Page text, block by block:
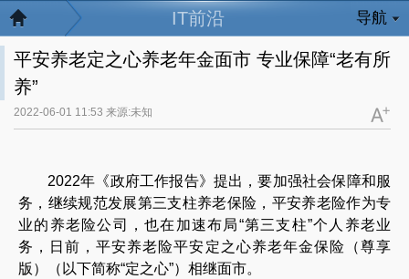
IT前沿 导航
平安养老定之心养老年金面市 专业保障“老有所
养”
2022-06-01 11:53 来源:未知
2022年《政府工作报告》提出，要加强社会保障和服
务，继续规范发展第三支柱养老保险，平安养老险作为专
业的养老险公司，也在加速布局“第三支柱”个人养老业
务，日前，平安养老险平安定之心养老年金保险（尊享
版）（以下简称“定之心”）相继面市。